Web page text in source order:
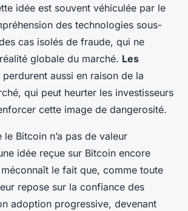
idée est souvent véhiculée par le
des technologies sous-
cas isolés de fraude, qui ne
globale du marché. Les
perdurent aussi en raison de la
qui peut heurter les investisseurs
cette image de dangerosité.
le Bitcoin n’a pas de valeur
idée reçue sur Bitcoin encore
le fait que, comme toute
repose sur la confiance des
adoption progressive, devenant